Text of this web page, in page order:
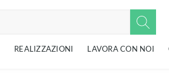
REALIZZAZIONI LAVORA CON NOI